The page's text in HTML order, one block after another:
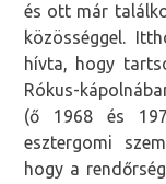
és ott már
közösséggel.
hívta, hogy
Rókus-
(ő 1968 és
esztergomi
hogy a